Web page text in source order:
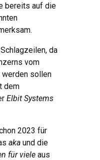
bereits auf die
da
vom
werden sollen
dem
Elbit Systems
2023 für
aka und die
für viele aus